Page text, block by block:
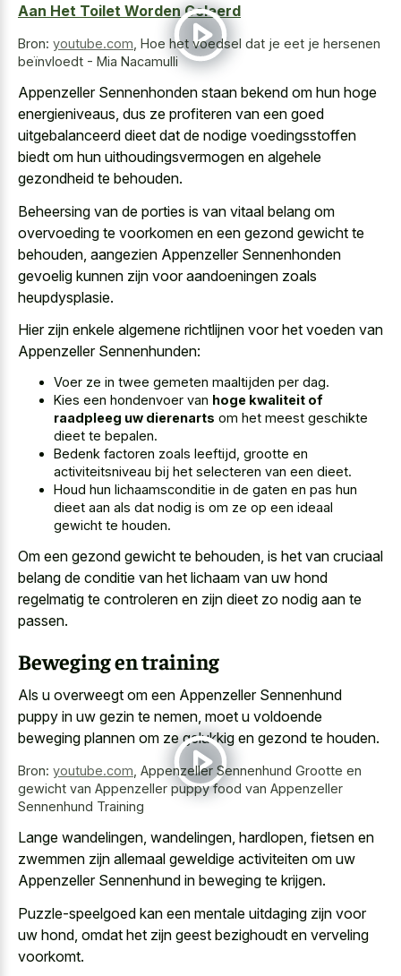
Aan Het Toilet Worden Geleerd
Bron: youtube.com Hoe het voedsel dat je eet je hersenen
beïnvloedt - Mia Nacamulli
Appenzeller Sennenhonden staan bekend om hun hoge
energieniveaus, dus ze profiteren van een goed
uitgebalanceerd dieet dat de nodige voedingsstoffen
biedt om hun uithoudingsvermogen en algehele
gezondheid te behouden.
Beheersing van de porties is van vitaal belang om
overvoeding te voorkomen en een gezond gewicht te
behouden, aangezien Appenzeller Sennenhonden
gevoelig kunnen zijn voor aandoeningen zoals
heupdysplasie.
Hier zijn enkele algemene richtlijnen voor het voeden van
Appenzeller Sennenhunden:
Voer ze in twee gemeten maaltijden per dag.
Kies een hondenvoer van hoge kwaliteit of
raadpleeg uw dierenarts om het meest geschikte
dieet te bepalen.
Bedenk factoren zoals leeftijd, grootte en
activiteitsniveau bij het selecteren van een dieet.
Houd hun lichaamsconditie in de gaten en pas hun
dieet aan als dat nodig is om ze op een ideaal
gewicht te houden.
Om een gezond gewicht te behouden, is het van cruciaal
belang de conditie van het lichaam van uw hond
regelmatig te controleren en zijn dieet zo nodig aan te
passen.
Beweging en training
Als u overweegt om een Appenzeller Sennenhund
puppy in uw gezin te nemen, moet u voldoende
beweging plannen om ze gelukkig en gezond te houden.
Bron: youtube.com Appenzeller Sennenhund Grootte en
gewicht van Appenzeller puppy food van Appenzeller
Sennenhund Training
Lange wandelingen, wandelingen, hardlopen, fietsen en
zwemmen zijn allemaal geweldige activiteiten om uw
Appenzeller Sennenhund in beweging te krijgen.
Puzzle-speelgoed kan een mentale uitdaging zijn voor
uw hond , omdat het zijn geest bezighoudt en verveling
voorkomt.